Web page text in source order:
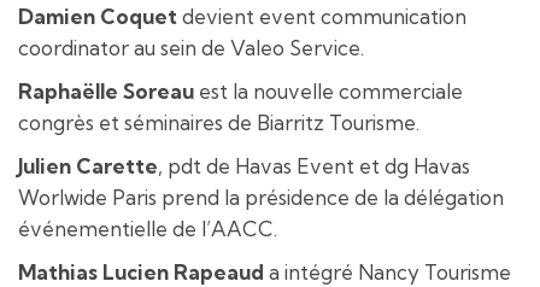
Damien Coquetdevient event communication
coordinator au sein de Valeo Service.
Raphaëlle Soreau est la nouvelle commerciale
congrès et séminaires de Biarritz Tourisme.
Julien Carette, pdt de Havas Event et dg Havas
Worlwide Paris prend la présidence de la délégation
événementielle de l’AACC.
Mathias Lucien Rapeaud a intégré Nancy Tourisme